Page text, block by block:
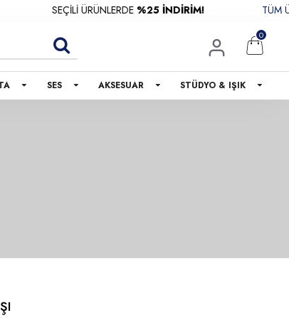
SEÇİLİ ÜRÜNLERDE%25 İNDİRİM! TÜM
0
SES AKSESUAR STÜDYO & IŞIK